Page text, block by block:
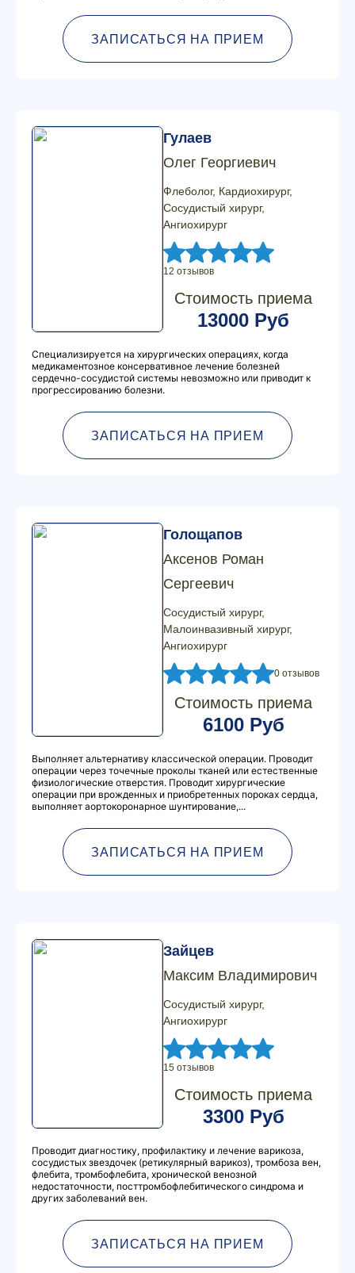
ЗАПИСАТЬСЯ НА ПРИЕМ
Гулаев
Олег Георгиевич
Флеболог, Кардиохирург,
Сосудистый хирург,
Ангиохирург
12 отзывов
Стоимость приема
13000 Руб
Специализируется на хирургических операциях, когда
медикаментозное консервативное лечение болезней
сердечно-сосудистой системы невозможно или приводит к
прогрессированию болезни.
ЗАПИСАТЬСЯ НА ПРИЕМ
Голощапов
Аксенов Роман
Сергеевич
Сосудистый хирург,
Малоинвазивный хирург,
Ангиохирург
0 отзывов
Стоимость приема
6100 Руб
Выполняет альтернативу классической операции. Проводит
операции через точечные проколы тканей или естественные
физиологические отверстия. Проводит хирургические
операции при врожденных и приобретенных пороках сердца,
выполняет аортокоронарное шунтирование,...
ЗАПИСАТЬСЯ НА ПРИЕМ
Зайцев
Максим Владимирович
Сосудистый хирург,
Ангиохирург
15 отзывов
Стоимость приема
3300 Руб
Проводит диагностику, профилактику и лечение варикоза,
сосудистых звездочек (ретикулярный варикоз), тромбоза вен,
флебита, тромбофлебита, хронической венозной
недостаточности, посттромбофлебитического синдрома и
других заболеваний вен.
ЗАПИСАТЬСЯ НА ПРИЕМ